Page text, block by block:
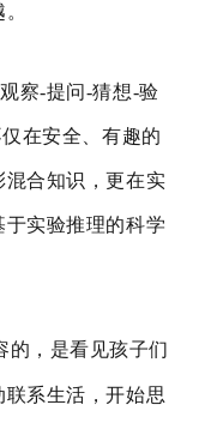
察-提问-猜想-验
在安全、有趣的
合知识，更在实
实验推理的科学
的，是看见孩子们
系生活，开始思